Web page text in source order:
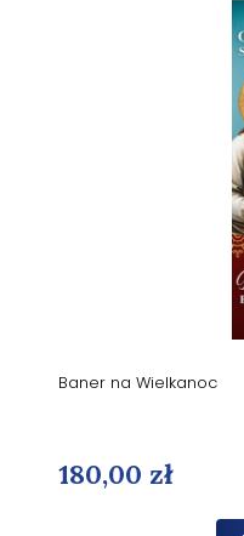
Baner na Wielkanoc
180,00 zł